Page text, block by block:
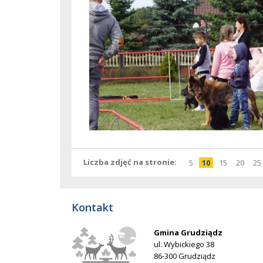
Liczba zdjęć na stronie pokaż
5 elementów
na
pokaż
10 elementów
na
pokaż
15 elementów
pokaż
20 25
Kontakt
Gmina Grudziądz
ul. Wybickiego 38
86-300 Grudziądz